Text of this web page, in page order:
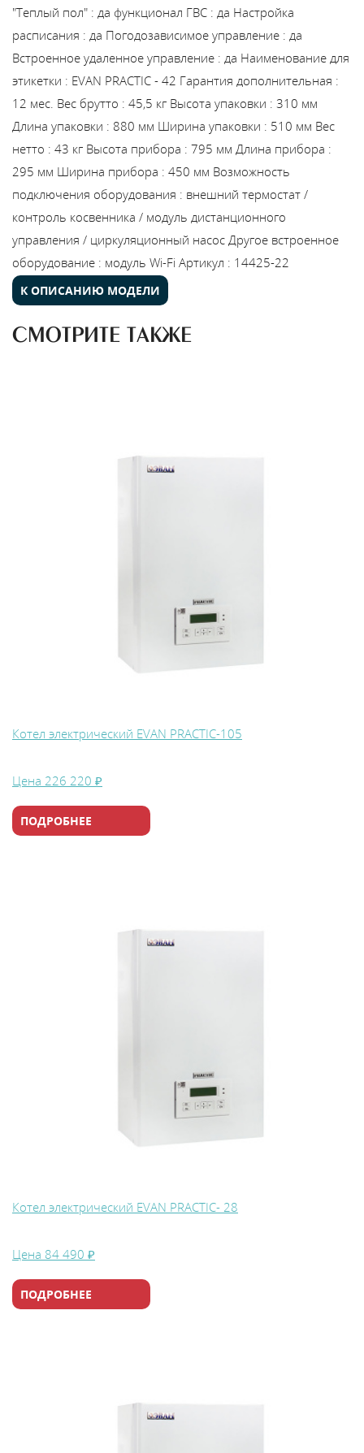
"Теплый пол" : да функционал ГВС : да Настройка
расписания : да Погодозависимое управление : да
Встроенное удаленное управление : да Наименование для
этикетки : EVAN PRACTIC - 42 Гарантия дополнительная :
12 мес. Вес брутто : 45,5 кг Высота упаковки : 310 мм
Длина упаковки : 880 мм Ширина упаковки : 510 мм Вес
нетто : 43 кг Высота прибора : 795 мм Длина прибора :
295 мм Ширина прибора : 450 мм Возможность
подключения оборудования : внешний термостат /
контроль косвенника / модуль дистанционного
управления / циркуляционный насос Другое встроенное
оборудование : модуль Wi-Fi Артикул : 14425-22
К ОПИСАНИЮ МОДЕЛИ
СМОТРИТЕ ТАКЖЕ
Котел электрический EVAN PRACTIC-105
Цена 226 220 ₽
ПОДРОБНЕЕ
Котел электрический EVAN PRACTIC- 28
Цена 84 490 ₽
ПОДРОБНЕЕ